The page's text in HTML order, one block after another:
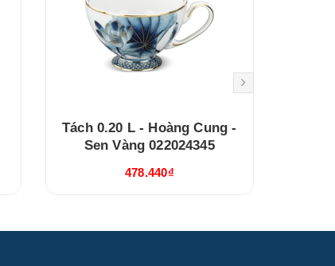
Tách 0.20 L - Hoàng Cung -
Sen Vàng 022024345
478.440₫